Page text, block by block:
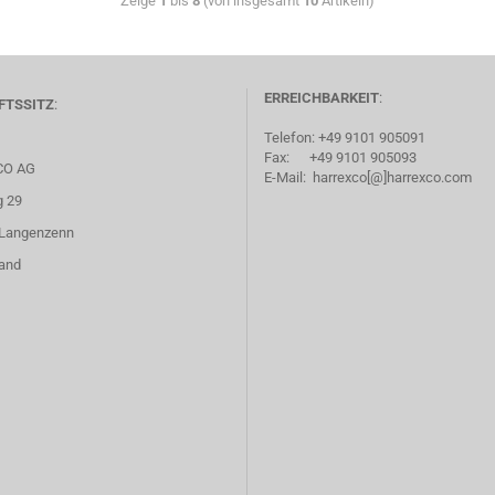
:
AG
29
ERREICHBARKEIT:
Telefon: +49 9101 905091
Fax: +49 9101 905093
E-Mail: harrexco[@]harrexco.com